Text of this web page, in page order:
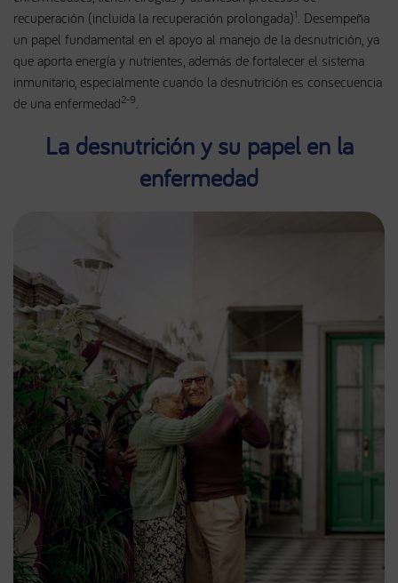
recuperación (incluida la recuperación prolongada)1 . Desempeña
un papel fundamental en el apoyo al manejo de la desnutrición, ya
que aporta energía y nutrientes, además de fortalecer el sistema
inmunitario, especialmente cuando la desnutrición es consecuencia
de una enfermedad2-9
La desnutrición y su papel en la
enfermedad